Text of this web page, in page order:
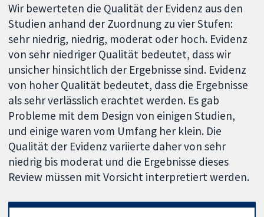
Wir bewerteten die Qualität der Evidenz aus den
Studien anhand der Zuordnung zu vier Stufen:
sehr niedrig, niedrig, moderat oder hoch. Evidenz
von sehr niedriger Qualität bedeutet, dass wir
unsicher hinsichtlich der Ergebnisse sind. Evidenz
von hoher Qualität bedeutet, dass die Ergebnisse
als sehr verlässlich erachtet werden. Es gab
Probleme mit dem Design von einigen Studien,
und einige waren vom Umfang her klein. Die
Qualität der Evidenz variierte daher von sehr
niedrig bis moderat und die Ergebnisse dieses
Review müssen mit Vorsicht interpretiert werden.